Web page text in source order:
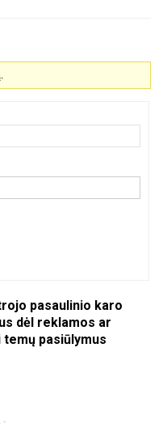
pasaulinio karo
dėl reklamos ar
pasiūlymus
-